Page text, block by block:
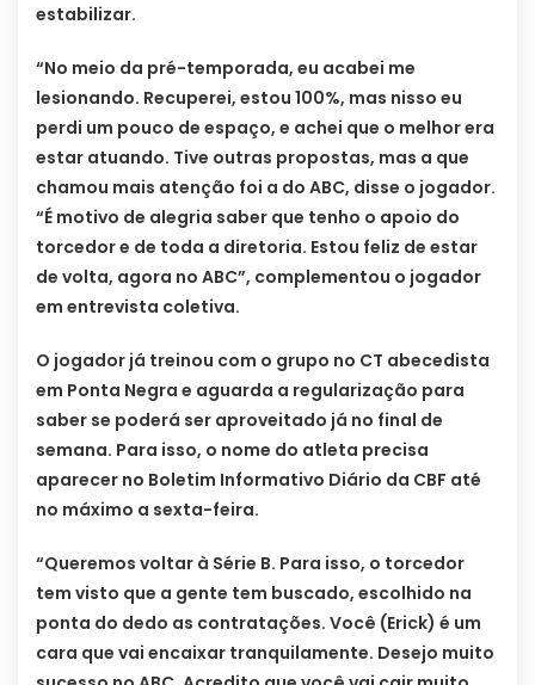
estabilizar.
“No meio da pré-temporada, eu acabei me
lesionando. Recuperei, estou 100%, mas nisso eu
perdi um pouco de espaço, e achei que o melhor era
estar atuando. Tive outras propostas, mas a que
chamou mais atenção foi a do ABC, disse o jogador.
“É motivo de alegria saber que tenho o apoio do
torcedor e de toda a diretoria. Estou feliz de estar
de volta, agora no ABC”, complementou o jogador
em entrevista coletiva.
O jogador já treinou com o grupo no CT abecedista
em Ponta Negra e aguarda a regularização para
saber se poderá ser aproveitado já no final de
semana. Para isso, o nome do atleta precisa
aparecer no Boletim Informativo Diário da CBF até
no máximo a sexta-feira.
“Queremos voltar à Série B. Para isso, o torcedor
tem visto que a gente tem buscado, escolhido na
ponta do dedo as contratações. Você (Erick) é um
cara que vai encaixar tranquilamente. Desejo muito